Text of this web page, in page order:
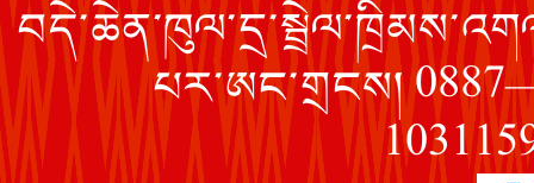
པར་ཨང་གྲངས།